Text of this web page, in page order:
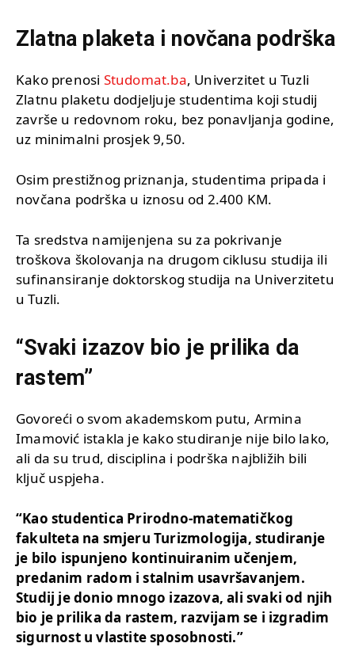
Zlatna plaketa i novčana podrška
Kako prenosi Studomat.ba, Univerzitet u Tuzli
Zlatnu plaketu dodjeljuje studentima koji studij
završe u redovnom roku, bez ponavljanja godine,
uz minimalni prosjek 9,50.
Osim prestižnog priznanja, studentima pripada i
novčana podrška u iznosu od 2.400 KM.
Ta sredstva namijenjena su za pokrivanje
troškova školovanja na drugom ciklusu studija ili
sufinansiranje doktorskog studija na Univerzitetu
u Tuzli.
“Svaki izazov bio je prilika da
rastem”
Govoreći o svom akademskom putu, Armina
Imamović istakla je kako studiranje nije bilo lako,
ali da su trud, disciplina i podrška najbližih bili
ključ uspjeha.
“Kao studentica Prirodno-matematičkog
fakulteta na smjeru Turizmologija, studiranje
je bilo ispunjeno kontinuiranim učenjem,
predanim radom i stalnim usavršavanjem.
Studij je donio mnogo izazova, ali svaki od njih
bio je prilika da rastem, razvijam se i izgradim
sigurnost u vlastite sposobnosti.”